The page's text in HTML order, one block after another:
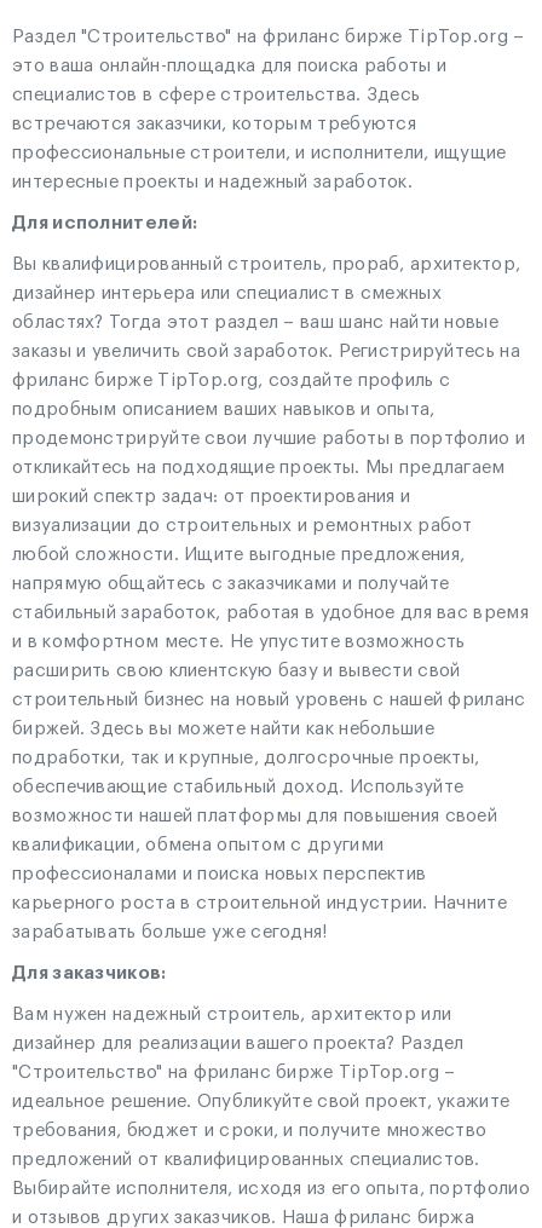
Раздел "Строительство" на фриланс бирже TipTop.org –
это ваша онлайн-площадка для поиска работы и
специалистов в сфере строительства. Здесь
встречаются заказчики, которым требуются
профессиональные строители, и исполнители, ищущие
интересные проекты и надежный заработок.
Для исполнителей:
Вы квалифицированный строитель, прораб, архитектор,
дизайнер интерьера или специалист в смежных
областях? Тогда этот раздел – ваш шанс найти новые
заказы и увеличить свой заработок. Регистрируйтесь на
фриланс бирже TipTop.org, создайте профиль с
подробным описанием ваших навыков и опыта,
продемонстрируйте свои лучшие работы в портфолио и
откликайтесь на подходящие проекты. Мы предлагаем
широкий спектр задач: от проектирования и
визуализации до строительных и ремонтных работ
любой сложности. Ищите выгодные предложения,
напрямую общайтесь с заказчиками и получайте
стабильный заработок, работая в удобное для вас время
и в комфортном месте. Не упустите возможность
расширить свою клиентскую базу и вывести свой
строительный бизнес на новый уровень с нашей фриланс
биржей. Здесь вы можете найти как небольшие
подработки, так и крупные, долгосрочные проекты,
обеспечивающие стабильный доход. Используйте
возможности нашей платформы для повышения своей
квалификации, обмена опытом с другими
профессионалами и поиска новых перспектив
карьерного роста в строительной индустрии. Начните
зарабатывать больше уже сегодня!
Для заказчиков:
Вам нужен надежный строитель, архитектор или
дизайнер для реализации вашего проекта? Раздел
"Строительство" на фриланс бирже TipTop.org –
идеальное решение. Опубликуйте свой проект, укажите
требования, бюджет и сроки, и получите множество
предложений от квалифицированных специалистов.
Выбирайте исполнителя, исходя из его опыта, портфолио
и отзывов других заказчиков. Наша фриланс биржа